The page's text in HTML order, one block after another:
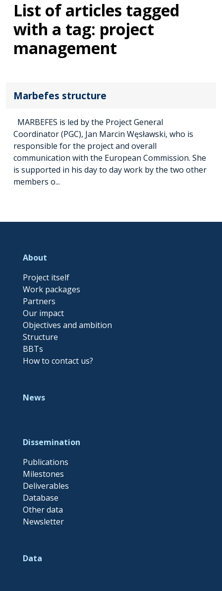
List of articles tagged
with a tag: project
management
Marbefes structure
MARBEFES is led by the Project General
Coordinator (PGC), Jan Marcin Węsławski, who is
responsible for the project and overall
communication with the European Commission. She
is supported in his day to day work by the two other
members o...
About
Project itself
Work packages
Partners
Our impact
Objectives and ambition
Structure
BBTs
How to contact us?
News
Dissemination
Publications
Milestones
Deliverables
Database
Other data
Newsletter
Data